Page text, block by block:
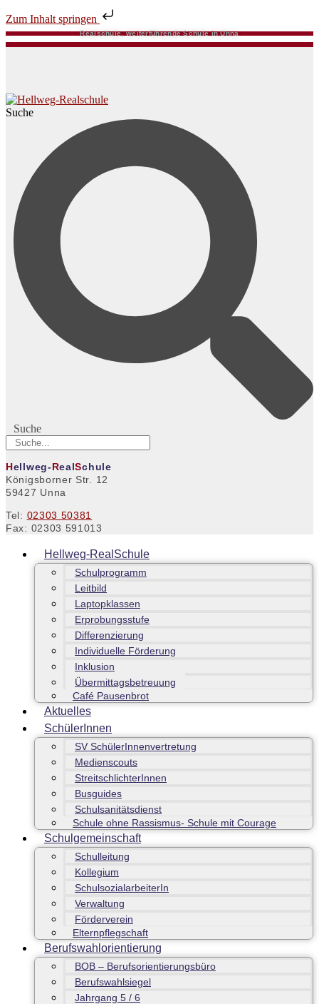
Zum Inhalt springen
Realschule, weiterführende Schule in Unna
Suche
Suche
Hellweg-RealSchule
Königsborner Str. 12
59427 Unna
Tel: 02303 50381
Fax: 02303 591013
Hellweg-RealSchule
Schulprogramm
Leitbild
Laptopklassen
Erprobungsstufe
Differenzierung
Individuelle Förderung
Inklusion
Übermittagsbetreuung
Café Pausenbrot
Aktuelles
SchülerInnen
SV SchülerInnenvertretung
Medienscouts
StreitschlichterInnen
Busguides
Schulsanitätsdienst
Schule ohne Rassismus- Schule mit Courage
Schulgemeinschaft
Schulleitung
Kollegium
SchulsozialarbeiterIn
Verwaltung
Förderverein
Elternpflegschaft
Berufswahlorientierung
BOB – Berufsorientierungsbüro
Berufswahlsiegel
Jahrgang 5 / 6